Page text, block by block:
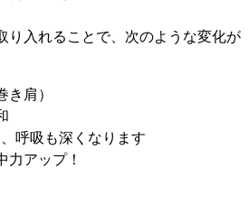
り入れることで、次のような変化が
肩）
呼吸も深くなります
力アップ！